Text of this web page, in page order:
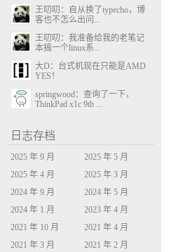
王叨叨：自从换了typecho，博
客也不怎么出问...
王叨叨：我准备给我的老笔记
本搞一个linux系...
大D：台式机现在只能是AMD
YES！
springwood：查询了一下，
ThinkPad x1c 9th ...
日志存档
2025 年 9 月
2025 年 5 月
2025 年 4 月
2025 年 3 月
2024 年 9 月
2024 年 5 月
2024 年 1 月
2023 年 4 月
2021 年 10 月
2021 年 4 月
2021 年 3 月
2021 年 2 月